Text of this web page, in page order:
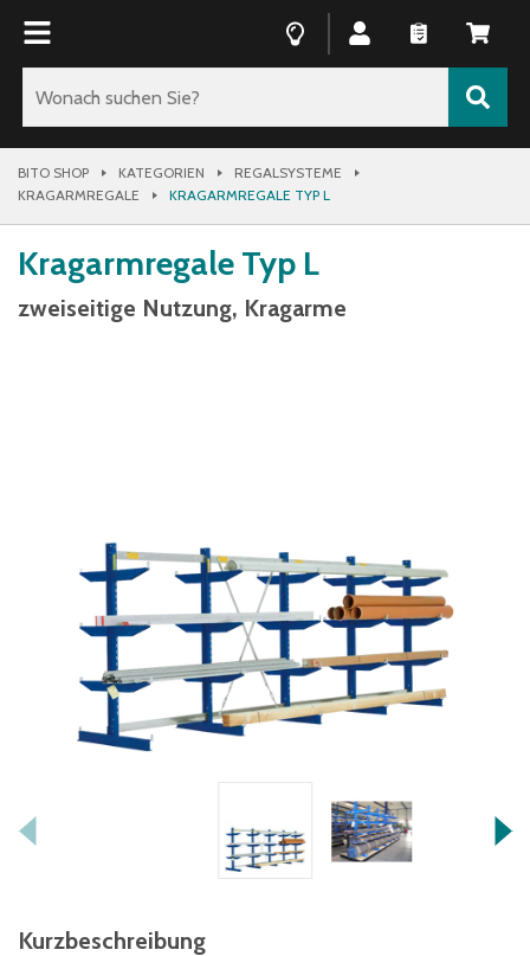
BITO SHOP KATEGORIEN
REGALSYSTEME
KRAGARMREGALE
KRAGARMREGALE TYP L
Kragarmregale Typ L
zweiseitige Nutzung, Kragarme
Kurzbeschreibung